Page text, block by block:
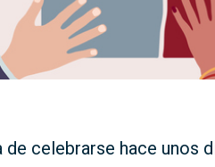
de celebrarse hace unos